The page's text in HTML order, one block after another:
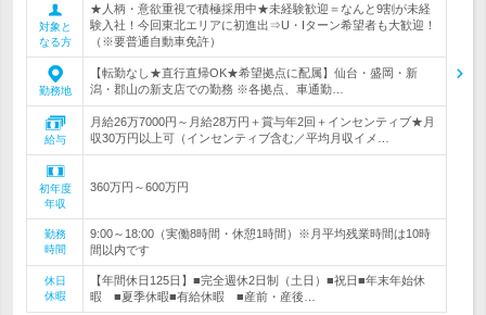
対象と
なる方
★人柄・意欲重視で積極採用中★未経験歓迎＝なんと9割が未経
験入社！今回東北エリアに初進出⇒U・Iターン希望者も大歓迎！
（※要普通自動車免許）
勤務地
【転勤なし★直行直帰OK★希望拠点に配属】仙台・盛岡・新
潟・郡山の新支店での勤務 ※各拠点、車通勤…
給与
月給26万7000円～月給28万円＋賞与年2回＋インセンティブ★月
収30万円以上可（インセンティブ含む／平均月収イメ…
初年度
年収
360万円～600万円
勤務
時間
9:00～18:00（実働8時間・休憩1時間）※月平均残業時間は10時
間以内です
休日
休暇
【年間休日125日】■完全週休2日制（土日）■祝日■年末年始休
暇 ■夏季休暇■有給休暇 ■産前・産後…